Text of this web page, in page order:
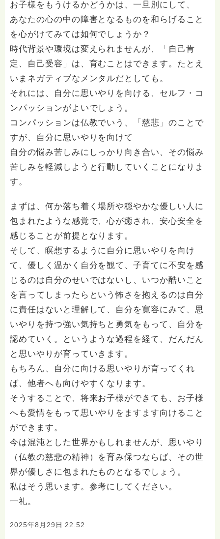
お子様をもうけるかどうかは、一旦別にして、
あなたの心の中の障害となるものを和らげること
を心がけてみては如何でしょうか？
時代背景や環境は変えられませんが、「自己肯
定、自己受容」は、育むことはできます。たとえ
いまネガティブなメンタルだとしても。
それには、自分に思いやりを向ける、セルフ・コ
ンパッションがよいでしょう。
コンパッションは仏教でいう、「慈悲」のことで
すが、自分に思いやりを向けて
自分の悩み苦しみにしっかり向き合い、その悩み
苦しみを軽減しようと行動していくことになりま
す。
まずは、何か落ち着く場所や穏やかな優しい人に
包まれたような感覚で、心が癒され、安心安全を
感じることが前提となります。
そして、瞑想するように自分に思いやりを向け
て、優しく温かく自分を観て、子育てに不安を感
じるのは自分のせいではないし、いつか酷いこと
を言ってしまったらという怖さを抱えるのは自分
に責任はないと理解して、自分を寛容にみて、思
いやりを持つ強い気持ちと勇気をもって、自分を
認めていく。というような過程を経て、だんだん
と思いやりが育っていきます。
もちろん、自分に向ける思いやりが育ってくれ
ば、他者へも向けやすくなります。
そうすることで、将来お子様ができても、お子様
へも愛情をもって思いやりをますます向けること
ができます。
今は混沌とした世界かもしれませんが、思いやり
（仏教の慈悲の精神）を育み保つならば、その世
界が優しさに包まれたものとなるでしょう。
私はそう思います。参考にしてください。
一礼。
2025年8月29日 22:52